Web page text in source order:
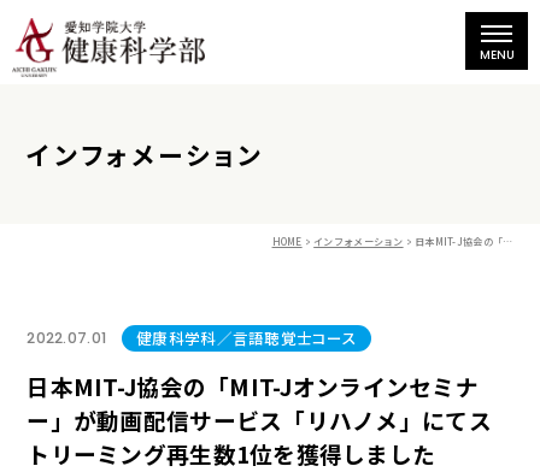
インフォメーション
HOME インフォメーション 日本MIT-J協会の「MIT-Jオンラインセミナー」が動画配信サービス「リハノメ」にてストリーミング再生数1位を獲得しました
2022.07.01 健康科学科／言語聴覚士コース
日本MIT-J協会の「MIT-Jオンラインセミナ
ー」が動画配信サービス「リハノメ」にてス
トリーミング再生数1位を獲得しました